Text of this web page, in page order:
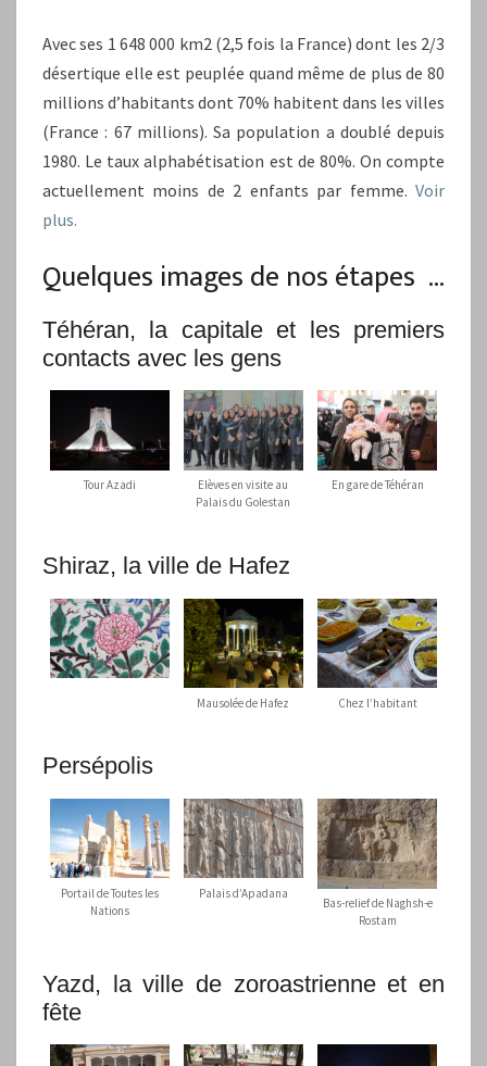
Avec ses 1 648 000 km2 (2,5 fois la France) dont les 2/3
désertique elle est peuplée quand même de plus de 80
millions d’habitants dont 70% habitent dans les villes
(France : 67 millions). Sa population a doublé depuis
1980. Le taux alphabétisation est de 80%. On compte
actuellement moins de 2 enfants par femme. Voir
plus.
Quelques images de nos étapes …
Téhéran, la capitale et les premiers
contacts avec les gens
Tour Azadi
Elèves en visite au
Palais du Golestan
En gare de Téhéran
Shiraz, la ville de Hafez
Mausolée de Hafez Chez l’habitant
Persépolis
Portail de Toutes les
Nations
Palais d’Apadana
Bas-relief de Naghsh-e
Rostam
Yazd, la ville de zoroastrienne et en
fête